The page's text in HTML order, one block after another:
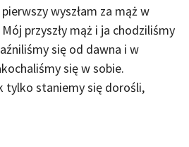
wyszłam za mąż w
przyszły mąż i ja chodziliśmy
się od dawna i w
się w sobie.
tylko staniemy się dorośli,